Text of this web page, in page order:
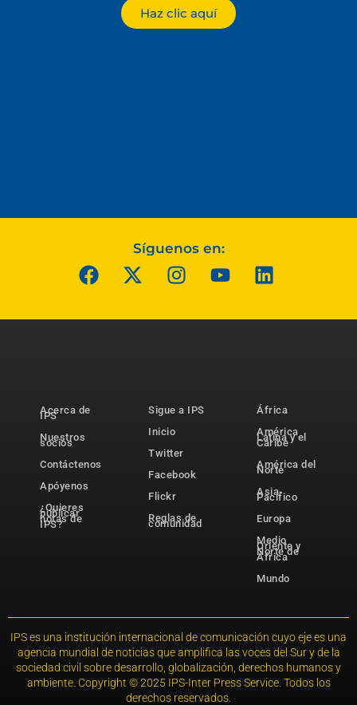
Haz clic aquí
Síguenos en:
Acerca de
IPS
Nuestros
socios
Contáctenos
Apóyenos
¿Quieres
publicar
notas de
IPS?
Sigue a IPS
Inicio
Twitter
Facebook
Flickr
Reglas de
comunidad
África
América
Latina y el
Caribe
América del
Norte
Asia-
Pacífico
Europa
Medio
Oriente y
Norte de
África
Mundo
IPS es una institución internacional de comunicación cuyo eje es una
agencia mundial de noticias que amplifica las voces del Sur y de la
sociedad civil sobre desarrollo, globalización, derechos humanos y
ambiente. Copyright © 2025 IPS-Inter Press Service. Todos los
derechos reservados.